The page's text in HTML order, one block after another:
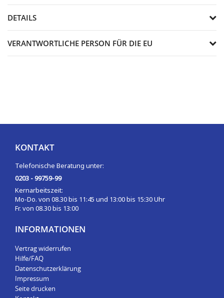
DETAILS
VERANTWORTLICHE PERSON FÜR DIE EU
KONTAKT
Telefonische Beratung unter:
0203 - 99759-99
Kernarbeitszeit:
Mo-Do. von 08.30 bis 11:45 und 13:00 bis 15:30 Uhr
Fr. von 08.30 bis 13:00
INFORMATIONEN
Vertrag widerrufen
Hilfe/FAQ
Datenschutzerklärung
Impressum
Seite drucken